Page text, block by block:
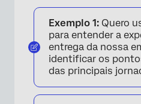
Exemplo 1: Quero
para entender a
entrega da nossa
identificar os
das principais